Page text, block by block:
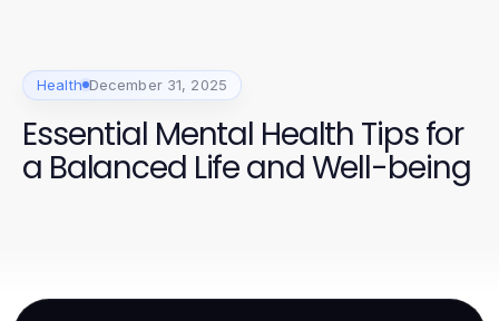
Health December 31, 2025
Essential Mental Health Tips for
a Balanced Life and Well-being